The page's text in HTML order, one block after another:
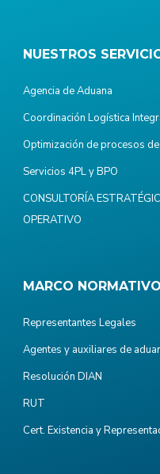
NUESTROS
Agencia de Aduana
Coordinación Logística
Optimización de procesos
Servicios 4PL y BPO
CONSULTORÍA
OPERATIVO
MARCO NORMATIVO
Representantes Legales
Agentes y auxiliares de
Resolución DIAN
RUT
Cert. Existencia y